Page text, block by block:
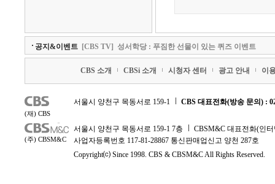
공지&이벤트 [CBS TV] 성서학당 : 푸짐한 선물이 있는 퀴즈 이벤트
CBS 소개 CBSi 소개 시청자 센터 광고 안내 이
(재) CBS
서울시 양천구 목동서로 159-1 CBS 대표전화(방송 문의) :
(주) CBSM&C
서울시 양천구 목동서로 159-1 7층
CBSM&C 대표전화(인터
사업자등록번호 117-81-28867 통신판매업신고 양천 287호
Copyright⒞ Since 1998. CBS & CBSM&C All Rights Reserved.